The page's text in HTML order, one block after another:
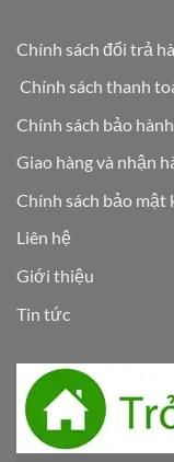
Chính sách đổi trả
Chính sách thanh
Chính sách bảo
Giao hàng và nhận
Chính sách bảo mật
Liên hệ
Giới thiệu
Tin tức